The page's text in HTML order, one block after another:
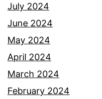
July 2024
June 2024
May 2024
April 2024
March 2024
February 2024